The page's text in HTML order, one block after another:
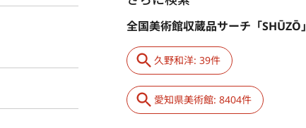
全国美術館収蔵品サーチ「SHŪZŌ」
久野和洋: 39件
愛知県美術館: 8404件